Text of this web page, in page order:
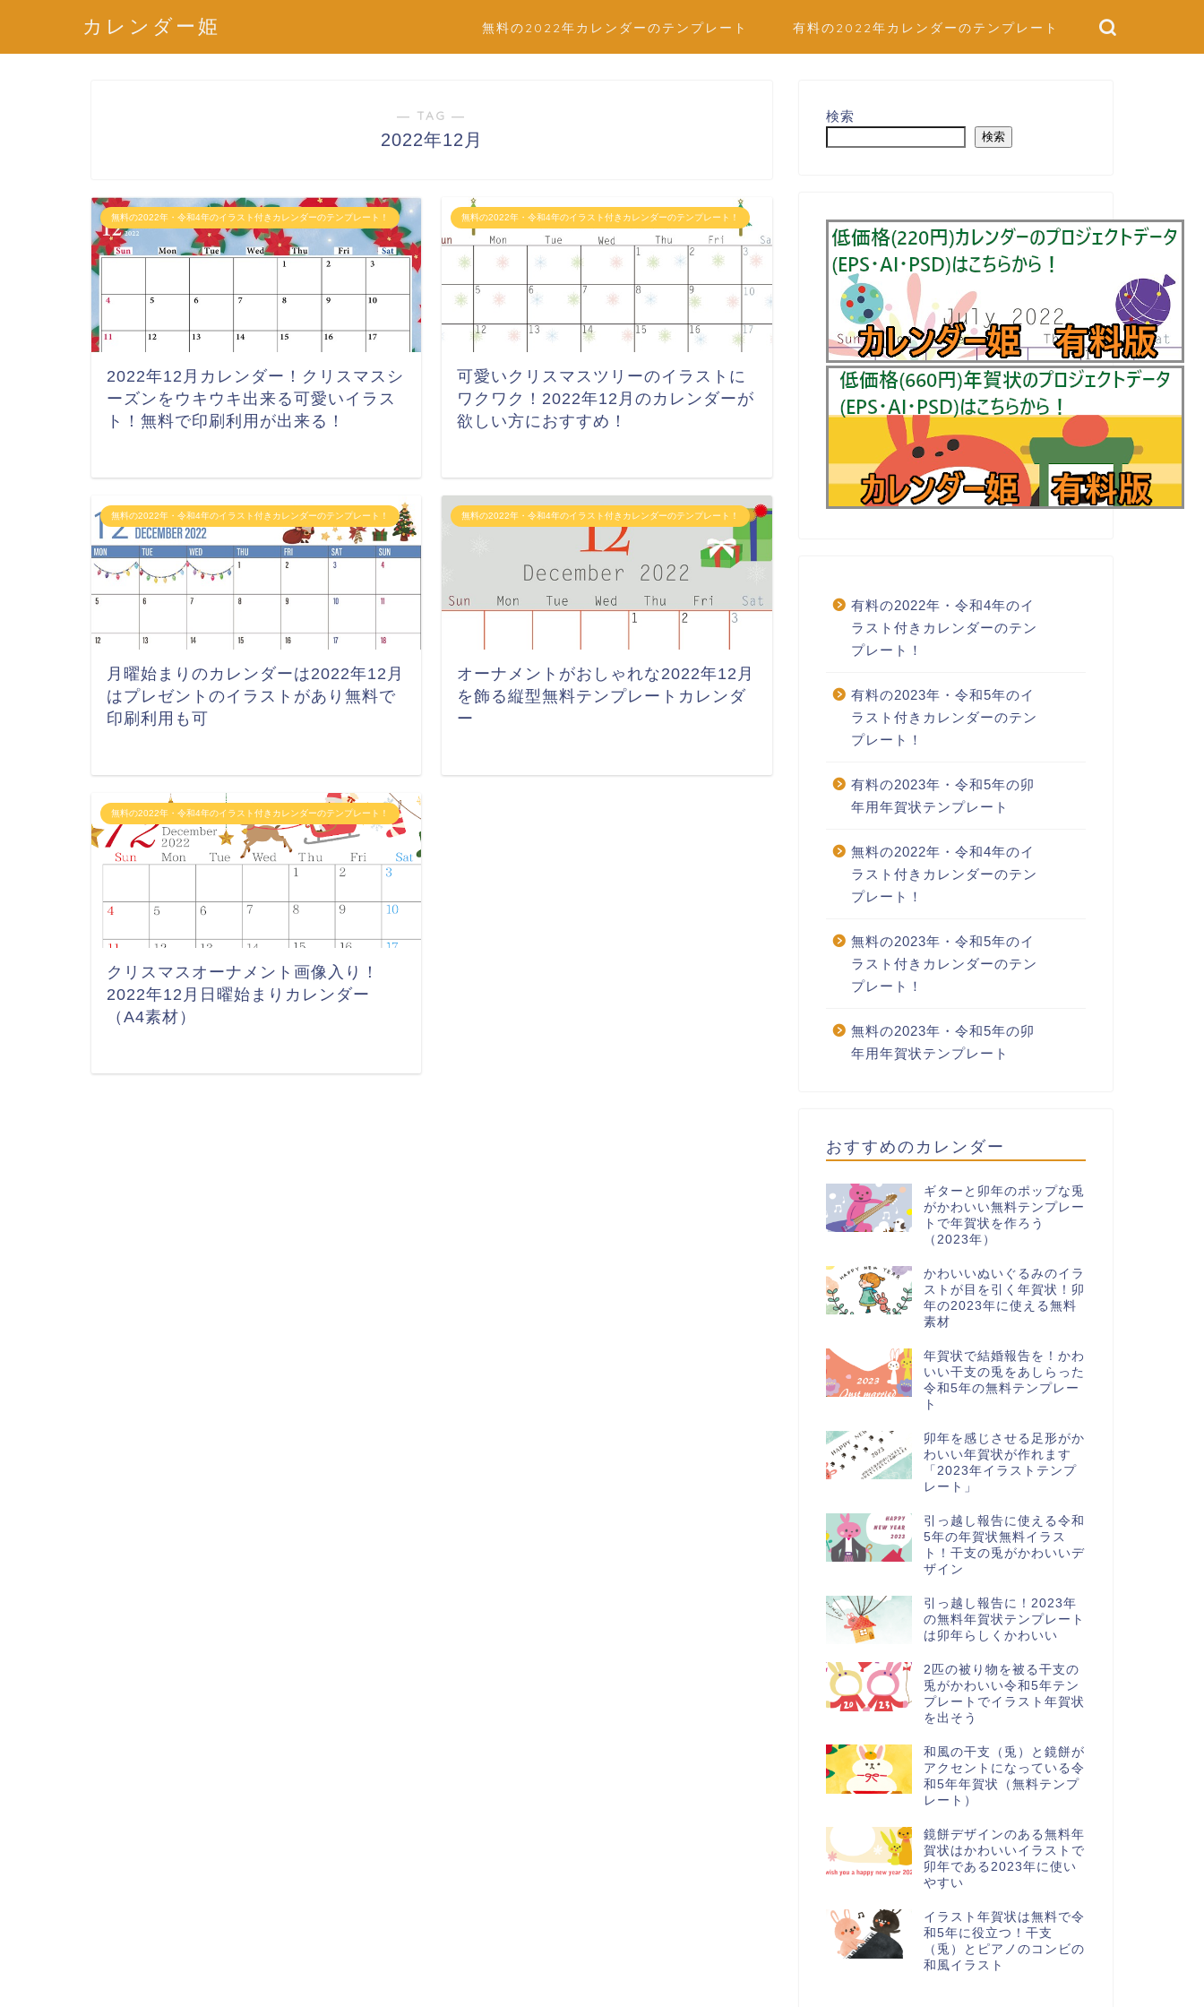
カレンダー姫 無料の2022年カレンダーのテンプレート 有料の2022年カレンダーのテンプレート
― TAG ―
2022年12月
無料の2022年・令和4年のイラスト付きカレンダーのテンプレート！
2022年12月カレンダー！クリスマスシ
ーズンをウキウキ出来る可愛いイラス
ト！無料で印刷利用が出来る！
無料の2022年・令和4年のイラスト付きカレンダーのテンプレート！
可愛いクリスマスツリーのイラストに
ワクワク！2022年12月のカレンダーが
欲しい方におすすめ！
無料の2022年・令和4年のイラスト付きカレンダーのテンプレート！
月曜始まりのカレンダーは2022年12月
はプレゼントのイラストがあり無料で
印刷利用も可
無料の2022年・令和4年のイラスト付きカレンダーのテンプレート！
オーナメントがおしゃれな2022年12月
を飾る縦型無料テンプレートカレンダ
ー
無料の2022年・令和4年のイラスト付きカレンダーのテンプレート！
クリスマスオーナメント画像入り！
2022年12月日曜始まりカレンダー
（A4素材）
検索
検索
有料の2022年・令和4年のイ
ラスト付きカレンダーのテン
プレート！
有料の2023年・令和5年のイ
ラスト付きカレンダーのテン
プレート！
有料の2023年・令和5年の卯
年用年賀状テンプレート
無料の2022年・令和4年のイ
ラスト付きカレンダーのテン
プレート！
無料の2023年・令和5年のイ
ラスト付きカレンダーのテン
プレート！
無料の2023年・令和5年の卯
年用年賀状テンプレート
おすすめのカレンダー
ギターと卯年のポップな兎
がかわいい無料テンプレー
トで年賀状を作ろう
（2023年）
かわいいぬいぐるみのイラ
ストが目を引く年賀状！卯
年の2023年に使える無料
素材
年賀状で結婚報告を！かわ
いい干支の兎をあしらった
令和5年の無料テンプレー
ト
卯年を感じさせる足形がか
わいい年賀状が作れます
「2023年イラストテンプ
レート」
引っ越し報告に使える令和
5年の年賀状無料イラス
ト！干支の兎がかわいいデ
ザイン
引っ越し報告に！2023年
の無料年賀状テンプレート
は卯年らしくかわいい
2匹の被り物を被る干支の
兎がかわいい令和5年テン
プレートでイラスト年賀状
を出そう
和風の干支（兎）と鏡餅が
アクセントになっている令
和5年年賀状（無料テンプ
レート）
鏡餅デザインのある無料年
賀状はかわいいイラストで
卯年である2023年に使い
やすい
イラスト年賀状は無料で令
和5年に役立つ！干支
（兎）とピアノのコンビの
和風イラスト